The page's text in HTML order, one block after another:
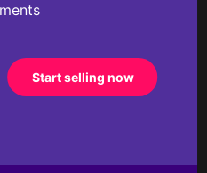
Start selling now